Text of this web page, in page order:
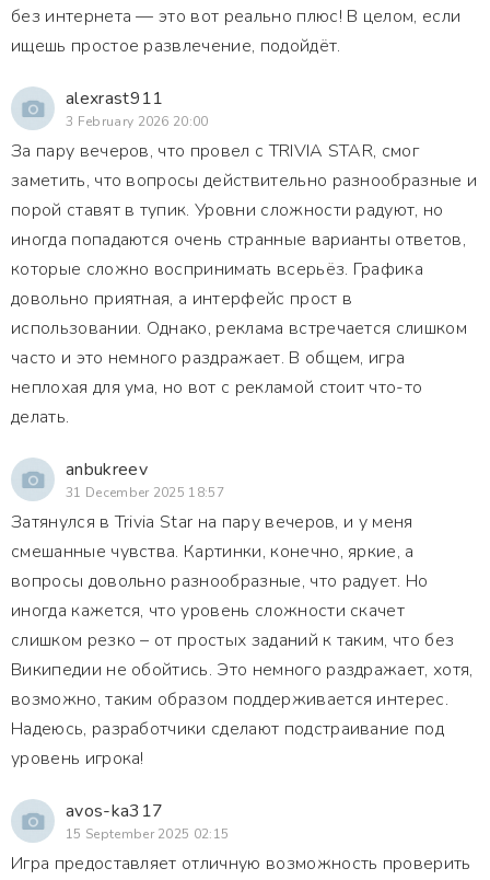
без интернета — это вот реально плюс! В целом, если
ищешь простое развлечение, подойдёт.
alexrast911
3 February 2026 20:00
За пару вечеров, что провел с TRIVIA STAR, смог
заметить, что вопросы действительно разнообразные и
порой ставят в тупик. Уровни сложности радуют, но
иногда попадаются очень странные варианты ответов,
которые сложно воспринимать всерьёз. Графика
довольно приятная, а интерфейс прост в
использовании. Однако, реклама встречается слишком
часто и это немного раздражает. В общем, игра
неплохая для ума, но вот с рекламой стоит что-то
делать.
anbukreev
31 December 2025 18:57
Затянулся в Trivia Star на пару вечеров, и у меня
смешанные чувства. Картинки, конечно, яркие, а
вопросы довольно разнообразные, что радует. Но
иногда кажется, что уровень сложности скачет
слишком резко – от простых заданий к таким, что без
Википедии не обойтись. Это немного раздражает, хотя,
возможно, таким образом поддерживается интерес.
Надеюсь, разработчики сделают подстраивание под
уровень игрока!
avos-ka317
15 September 2025 02:15
Игра предоставляет отличную возможность проверить